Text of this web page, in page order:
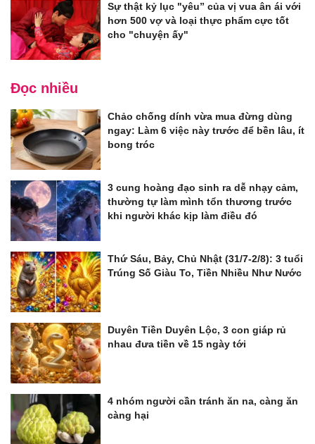
Sự thật kỷ lục "yêu” của vị vua ân ái với
hơn 500 vợ và loại thực phẩm cực tốt
cho "chuyện ấy"
Đọc nhiều
Chảo chống dính vừa mua đừng dùng
ngay: Làm 6 việc này trước để bền lâu, ít
bong tróc
3 cung hoàng đạo sinh ra dễ nhạy cảm,
thường tự làm mình tổn thương trước
khi người khác kịp làm điều đó
Thứ Sáu, Bảy, Chủ Nhật (31/7-2/8): 3 tuổi
Trúng Số Giàu To, Tiền Nhiều Như Nước
Duyên Tiền Duyên Lộc, 3 con giáp rủ
nhau đưa tiền về 15 ngày tới
4 nhóm người cần tránh ăn na, càng ăn
càng hại